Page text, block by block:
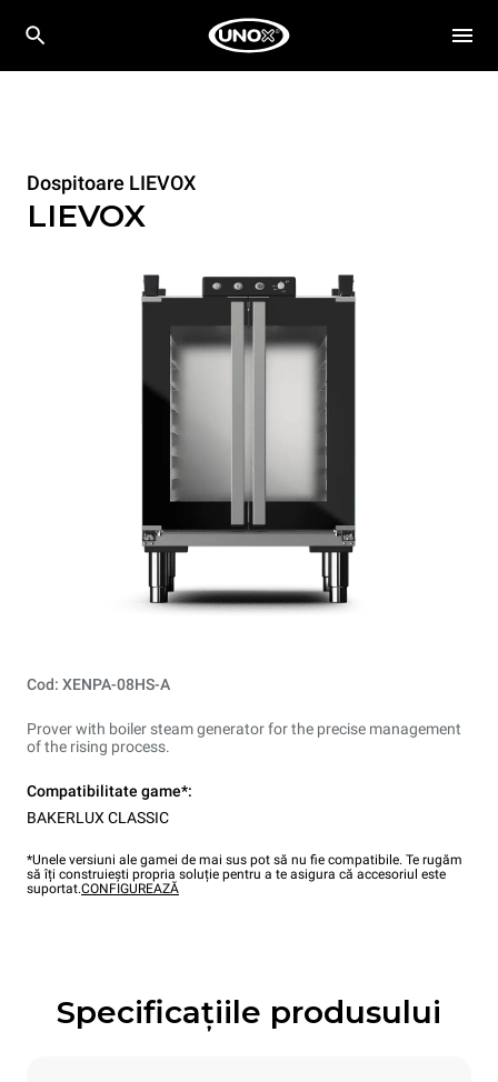
Dospitoare LIEVOX
LIEVOX
Cod: XENPA-08HS-A
Prover with boiler steam generator for the precise management
of the rising process.
Compatibilitate game*:
BAKERLUX CLASSIC
*Unele versiuni ale gamei de mai sus pot să nu fie compatibile. Te rugăm
să îți construiești propria soluție pentru a te asigura că accesoriul este
suportat.CONFIGUREAZĂ
Specificațiile produsului